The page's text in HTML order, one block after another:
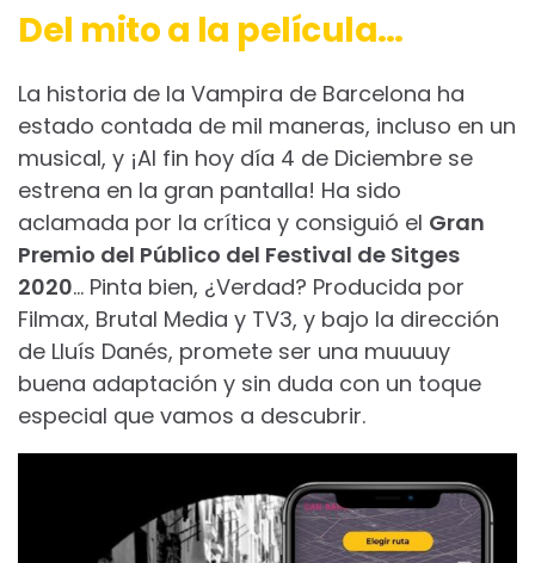
Del mito a la película…
La historia de la Vampira de Barcelona ha
estado contada de mil maneras, incluso en un
musical, y ¡Al fin hoy día 4 de Diciembre se
estrena en la gran pantalla! Ha sido
aclamada por la crítica y consiguió el Gran
Premio del Público del Festival de Sitges
2020… Pinta bien, ¿Verdad? Producida por
Filmax, Brutal Media y TV3, y bajo la dirección
de Lluís Danés, promete ser una muuuuy
buena adaptación y sin duda con un toque
especial que vamos a descubrir.